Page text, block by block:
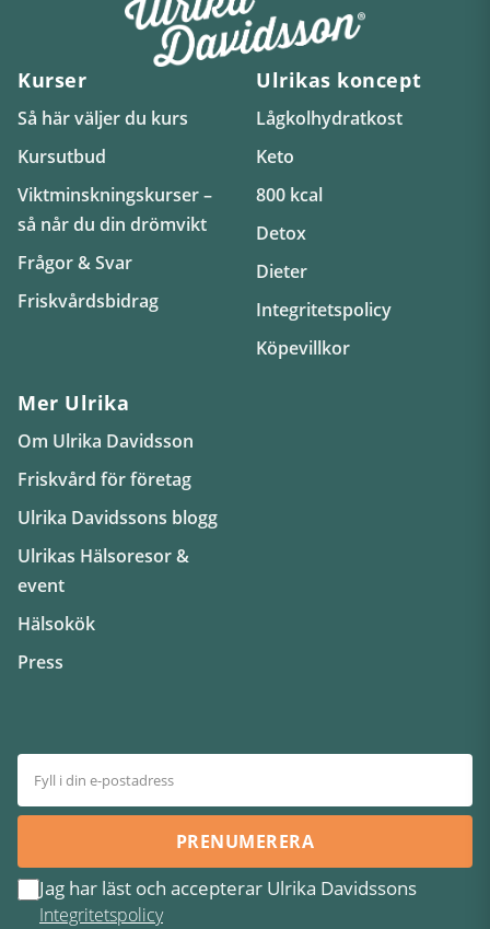
Kurser
Så här väljer du kurs
Kursutbud
Viktminskningskurser –
så når du din drömvikt
Frågor & Svar
Friskvårdsbidrag
Ulrikas koncept
Lågkolhydratkost
Keto
800 kcal
Detox
Dieter
Integritetspolicy
Köpevillkor
Mer Ulrika
Om Ulrika Davidsson
Friskvård för företag
Ulrika Davidssons blogg
Ulrikas Hälsoresor &
event
Hälsokök
Press
PRENUMERERA
Jag har läst och accepterar Ulrika Davidssons
Integritetspolicy